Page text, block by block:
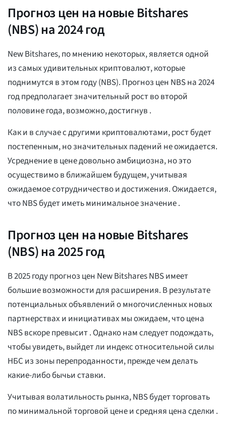
Прогноз цен на новые Bitshares
(NBS) на 2024 год
New Bitshares, по мнению некоторых, является одной
из самых удивительных криптовалют, которые
поднимутся в этом году (NBS). Прогноз цен NBS на 2024
год предполагает значительный рост во второй
половине года, возможно, достигнув .
Как и в случае с другими криптовалютами, рост будет
постепенным, но значительных падений не ожидается.
Усреднениев цене довольно амбициозна, но это
осуществимо в ближайшем будущем, учитывая
ожидаемое сотрудничество и достижения. Ожидается,
что NBS будет иметь минимальное значение.
Прогноз цен на новые Bitshares
(NBS) на 2025 год
В 2025 году прогноз цен New Bitshares NBS имеет
большие возможности для расширения. В результате
потенциальных объявлений о многочисленных новых
партнерствах и инициативах мы ожидаем, что цена
NBS вскоре превысит. Однако нам следует подождать,
чтобы увидеть, выйдет ли индекс относительной силы
НБС из зоны перепроданности, прежде чем делать
какие-либо бычьи ставки.
Учитывая волатильность рынка, NBS будет торговать
по минимальной торговой ценеи средняя цена сделки .